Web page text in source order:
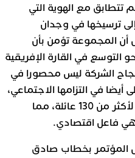
تتطابق مع الهوية التي
تسعى علامتا DCAP وDWHITE إلى ترسيخها في وجدان
أن المجموعة تؤمن بأن
التوسع في القارة الإفريقية
نجاح الشركة ليس محصورا في
في التزامها الاجتماعي،
إذ تمكنت من توفير مصدر رزق لأكثر من 130 عائلة، مما
هي فاعل اقتصادي.
المؤتمر بخطاب صادق